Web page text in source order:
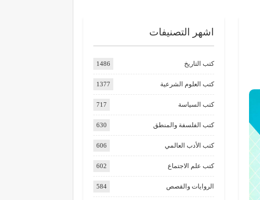
اشهر التصنيفات
كتب التاريخ 1486
كتب العلوم الشرعية 1377
كتب السياسة 717
كتب الفلسفة والمنطق 630
كتب الأدب العالمي 606
كتب علم الاجتماع 602
الروايات والقصص 584